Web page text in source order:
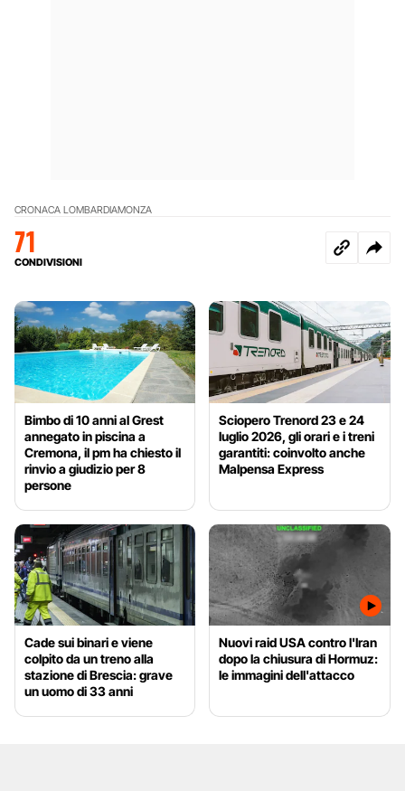
CRONACA LOMBARDIAMONZA
71
CONDIVISIONI
Bimbo di 10 anni al Grest
annegato in piscina a
Cremona, il pm ha chiesto il
rinvio a giudizio per 8
persone
Sciopero Trenord 23 e 24
luglio 2026, gli orari e i treni
garantiti: coinvolto anche
Malpensa Express
Cade sui binari e viene
colpito da un treno alla
stazione di Brescia: grave
un uomo di 33 anni
Nuovi raid USA contro l'Iran
dopo la chiusura di Hormuz:
le immagini dell'attacco